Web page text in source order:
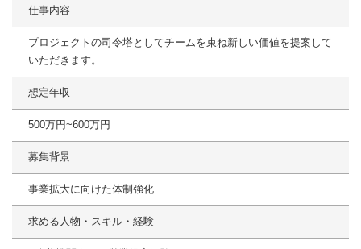
仕事内容
プロジェクトの司令塔としてチームを束ね新しい価値を提案して
いただきます。
想定年収
500万円~600万円
募集背景
事業拡大に向けた体制強化
求める人物・スキル・経験